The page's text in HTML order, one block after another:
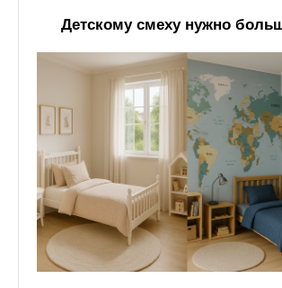
Детскому смеху нужно